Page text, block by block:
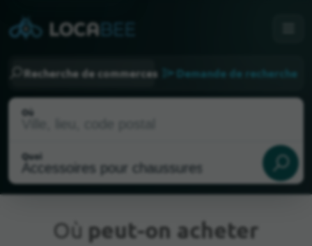
Recherche de commerces Demande de recherche
Où
Quoi
Où peut-on acheter